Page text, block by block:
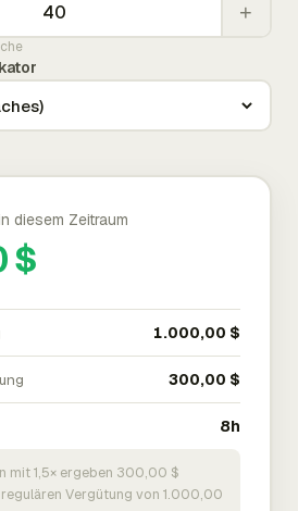
+
diesem Zeitraum
$
1.000,00 $
300,00 $
8h
mit 1,5× ergeben 300,00 $
Vergütung von 1.000,00